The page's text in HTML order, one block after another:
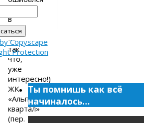
(писал
в
2019
—
так
что,
уже
интересно!)
ЖК
«Альпийский
квартал»
(пер.
Ты помнишь как всё
начиналось…